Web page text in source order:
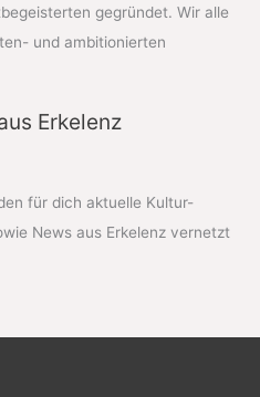
gegründet. Wir alle
und ambitionierten
Erkelenz
für dich aktuelle Kultur-
News aus Erkelenz vernetzt